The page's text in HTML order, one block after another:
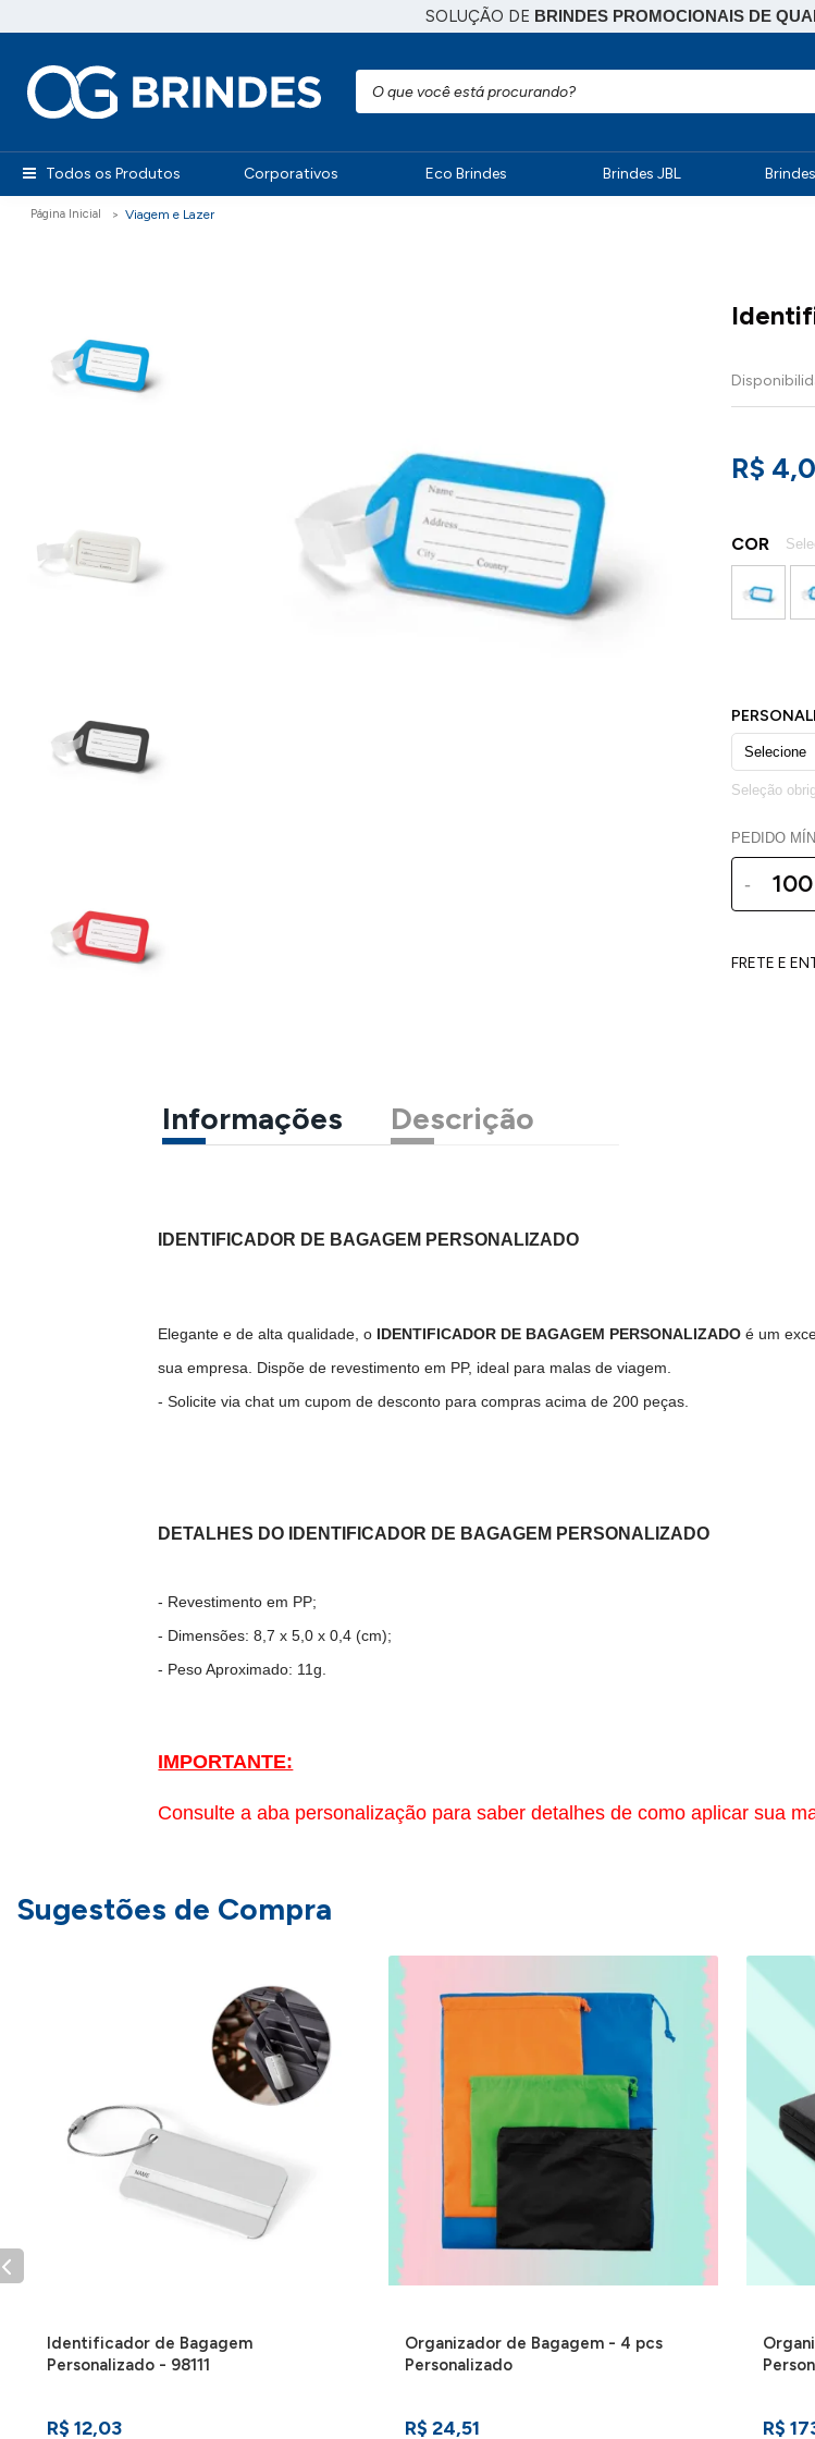
SOLUÇÃO DE BRINDES PROMOCIONAIS DE
Todos os Produtos Corporativos Eco Brindes Brindes JBL
Viagem e Lazer
R$
COR
PEDIDO
-
FRETE E
Informações Descrição
IDENTIFICADOR DE BAGAGEM PERSONALIZADO
Elegante e de alta qualidade, o IDENTIFICADOR DE BAGAGEM PERSONALIZADO é um
sua empresa. Dispõe de revestimento em PP, ideal para malas de viagem.
- Solicite via chat um cupom de desconto para compras acima de 200 peças.
DETALHES DO IDENTIFICADOR DE BAGAGEM PERSONALIZADO
- Revestimento em PP;
- Dimensões: 8,7 x 5,0 x 0,4 (cm);
- Peso Aproximado: 11g.
IMPORTANTE:
Consulte a aba personalização para saber detalhes de como aplicar sua
Sugestões de Compra
Identificador de Bagagem
Personalizado - 98111
R$ 12,03
Organizador de Bagagem - 4 pcs
Personalizado
R$ 24,51 R$